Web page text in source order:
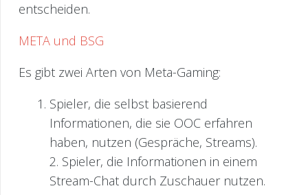
entscheiden.
META und BSG
Es gibt zwei Arten von Meta-Gaming:
Spieler, die selbst basierend
Informationen, die sie OOC erfahren
haben, nutzen (Gespräche, Streams).
2. Spieler, die Informationen in einem
Stream-Chat durch Zuschauer nutzen.